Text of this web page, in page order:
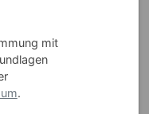
140 cm
mit
.